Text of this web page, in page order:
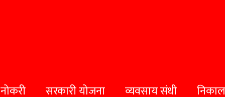
सरकारी योजना व्यवसाय संधी